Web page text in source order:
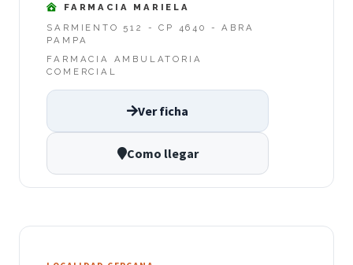
FARMACIA MARIELA
SARMIENTO 512 - CP 4640 - ABRA
PAMPA
FARMACIA AMBULATORIA
COMERCIAL
Ver ficha
Como llegar